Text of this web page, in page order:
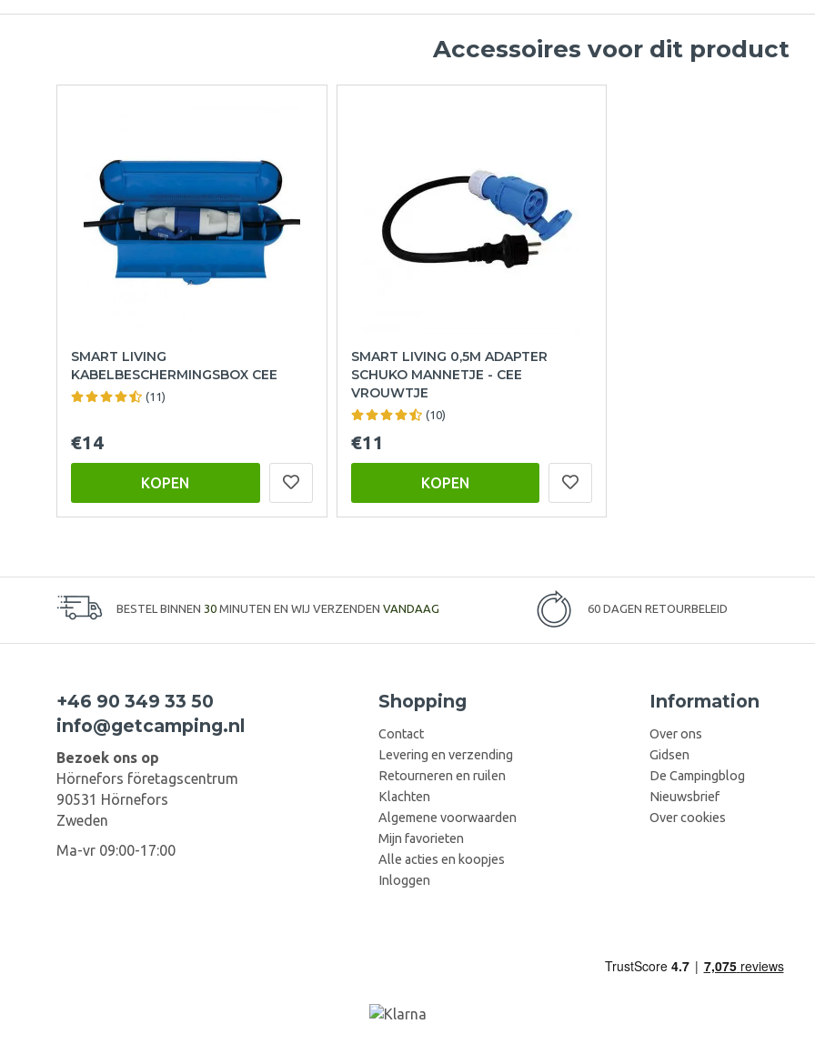
Accessoires voor dit product
SMART LIVING
KABELBESCHERMINGSBOX CEE
(11)
€14
KOPEN
SMART LIVING 0,5M ADAPTER
SCHUKO MANNETJE - CEE
VROUWTJE
(10)
€11
KOPEN
BESTEL BINNEN 30 MINUTEN EN WIJ VERZENDEN VANDAAG 60 DAGEN RETOURBELEID
+46 90 349 33 50
info@getcamping.nl
Bezoek ons op
Hörnefors företagscentrum
90531 Hörnefors
Zweden
Ma-vr 09:00-17:00
Shopping
Contact
Levering en verzending
Retourneren en ruilen
Klachten
Algemene voorwaarden
Mijn favorieten
Alle acties en koopjes
Inloggen
Information
Over ons
Gidsen
De Campingblog
Nieuwsbrief
Over cookies